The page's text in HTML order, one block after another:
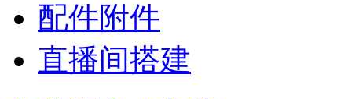
配件附件
直播间搭建